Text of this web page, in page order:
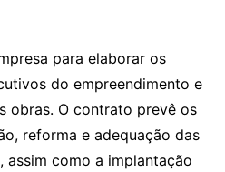
para elaborar os
do empreendimento e
obras. O contrato prevê os
reforma e adequação das
assim como a implantação